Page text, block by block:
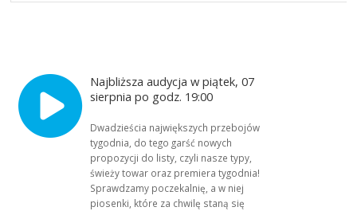
Najbliższa audycja w piątek, 07
sierpnia po godz. 19:00
Dwadzieścia największych przebojów
tygodnia, do tego garść nowych
propozycji do listy, czyli nasze typy,
świeży towar oraz premiera tygodnia!
Sprawdzamy poczekalnię, a w niej
piosenki, które za chwilę staną się